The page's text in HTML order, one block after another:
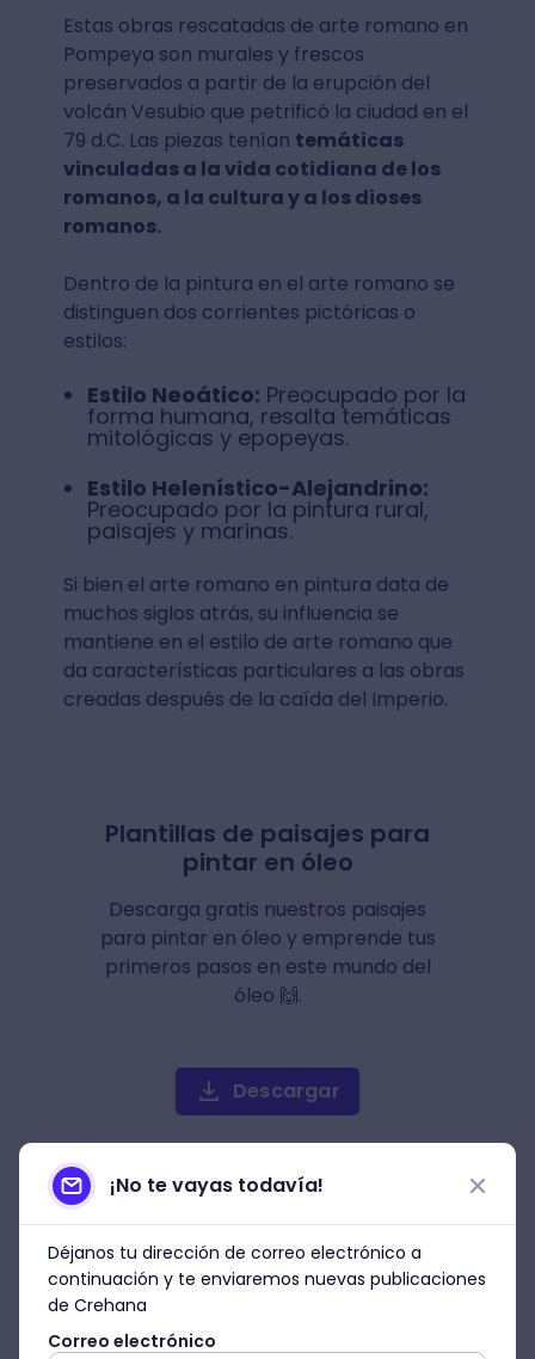
Estas obras rescatadas de arte romano en
Pompeya son murales y frescos
preservados a partir de la erupción del
volcán Vesubio que petrificó la ciudad en el
79 d.C. Las piezas tenían temáticas
vinculadas a la vida cotidiana de los
romanos, a la cultura y a los dioses
romanos.
Dentro de la pintura en el arte romano se
distinguen dos corrientes pictóricas o
estilos:
Estilo Neoático: Preocupado por la
forma humana, resalta temáticas
mitológicas y epopeyas.
Estilo Helenístico-Alejandrino:
Preocupado por la pintura rural,
paisajes y marinas.
Si bien el arte romano en pintura data de
muchos siglos atrás, su influencia se
mantiene en el estilo de arte romano que
da características particulares a las obras
creadas después de la caída del Imperio.
Plantillas de paisajes para
pintar en óleo
Descarga gratis nuestros paisajes
para pintar en óleo y emprende tus
primeros pasos en este mundo del
óleo 🙌.
Descargar
¡No te vayas todavía!
Déjanos tu dirección de correo electrónico a
continuación y te enviaremos nuevas publicaciones
de Crehana
Correo electrónico